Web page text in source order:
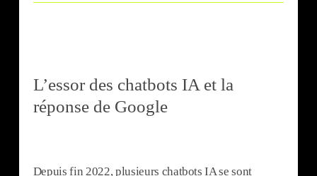
L’essor des chatbots IA et la
réponse de Google
Depuis fin 2022, plusieurs chatbots IA se sont